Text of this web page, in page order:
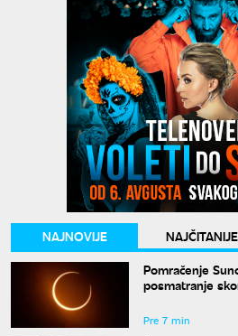
NAJNOVIJE NAJČITANIJE
Pomračenje
posmatranje
Pre 7 min